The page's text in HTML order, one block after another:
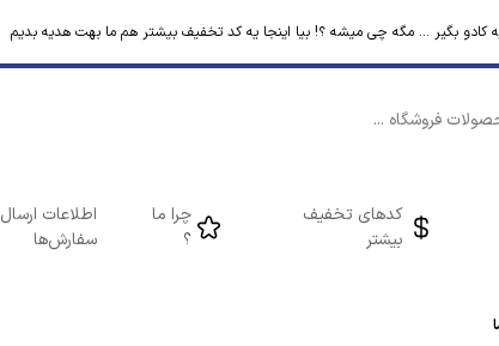
کادو بگیر ... مگه چی میشه ؟! بیا اینجا یه کد تخفیف بیشتر هم ما بهت هدیه بدیم
کدهای تخفیف
بیشتر
چرا ما
؟
اطلاعات ارسال
سفارش‌ها